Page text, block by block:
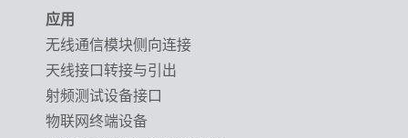
应用
无线通信模块侧向连接
天线接口转接与引出
射频测试设备接口
物联网终端设备